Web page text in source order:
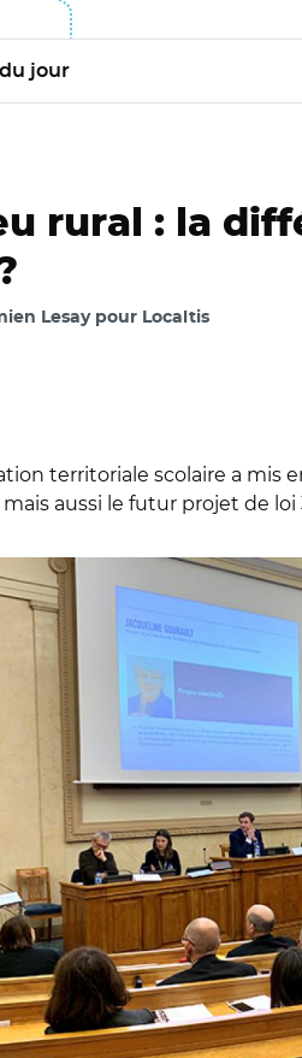
jour
rural : la
Lesay pour Localtis
territoriale scolaire a mis
aussi le futur projet de